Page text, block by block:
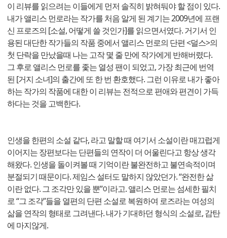
이 리뷰를 읽으려는 이들에게 먼저 솔직히 밝혀둬야 할 점이 있다.
내가 앨리스 먼로라는 작가를 처음 알게 된 계기는 2009년에 프랜
신 프로즈의 [소설, 어떻게 쓸 것인가]를 읽으면서였다. 거기서 인
용된 대단한 작가들의 작품 중에서 앨리스 먼로의 단편 <덜스>의
첫 단락을 만났을때 나는 고작 몇 줄 만에 작가에게 반해버렸다.
그 후로 앨리스 먼로를 좇는 열성 팬이 되었고, 가장 최근에 번역
된 [거지 소녀]의 출간에 또 한 번 환호했다. 그런 이유로 내가 좋아
하는 작가의 작품에 대한 이 리뷰는 전적으로 편애와 편견이 가득
하다는 것을 고백한다.
인생을 한편의 소설 같다, 라고 말할 때 여기서 소설이란 매끄럽게
이어지는 장편보다는 단편들의 연작이 더 어울린다고 항상 생각
해왔다. 인생을 돌이켜볼 때 기억이란 불완전하고 불연속적이며
분절되기 때문이다. 제임스 설터도 말하지 않았던가. “완전한 삶
이란 없다. 그 조각만 있을 뿐”이라고. 앨리스 먼로는 섬세한 필치
로 “그 조각”들을 열편의 단편 소설로 복원하여 로즈라는 여성의
삶을 연작의 형태로 그려낸다. 내가 기대하던 형식의 소설로, 감탄
에 마지않게.